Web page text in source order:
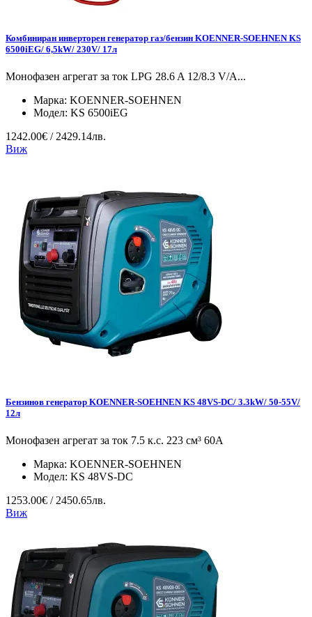
Комбиниран инверторен генератор газ/бензин KOENNER-SOEHNEN KS
6500iEG/ 6,5kW/ 230V/ 17л
Монофазен агрегат за ток LPG 28.6 A 12/8.3 V/А...
Марка: KOENNER-SOEHNEN
Модел: KS 6500iEG
1242.00€ / 2429.14лв.
Виж
Бензинов генератор KOENNER-SOEHNEN KS 48VS-DC/ 3.3kW/ 50-55V/
12л
Монофазен агрегат за ток 7.5 к.с. 223 см³ 60А
Марка: KOENNER-SOEHNEN
Модел: KS 48VS-DC
1253.00€ / 2450.65лв.
Виж